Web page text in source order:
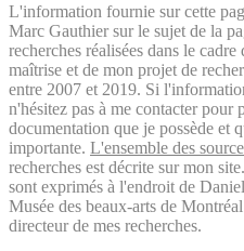
L'information fournie sur cette
Marc Gauthier sur le sujet de la
recherches réalisées dans le
maîtrise et de mon projet de
entre 2007 et 2019. Si
n'hésitez pas à me contacter pour
documentation que je possède et
importante. L'ensemble des
recherches est décrite sur mon
sont exprimés à l'endroit de
Musée des beaux-arts de
directeur de mes recherches.